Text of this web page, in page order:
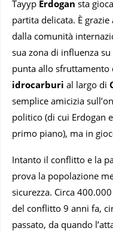
Tayyp Erdogan sta
partita delicata. È grazie
dalla comunità
sua zona di influenza
punta allo sfruttamento
idrocarburi al largo di
semplice amicizia
politico (di cui Erdogan
primo piano), ma in
Intanto il conflitto e la
prova la popolazione
sicurezza. Circa
del conflitto 9 anni fa,
passato, da quando